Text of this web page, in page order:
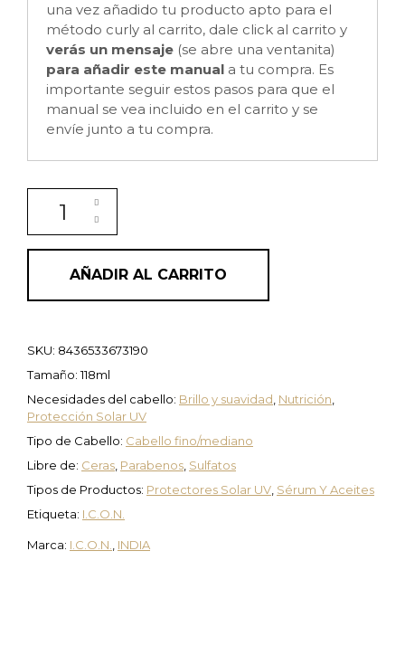
una vez añadido tu producto apto para el
método curly al carrito, dale click al carrito y
verás un mensaje (se abre una ventanita)
para añadir este manual a tu compra. Es
importante seguir estos pasos para que el
manual se vea incluido en el carrito y se
envíe junto a tu compra.
Aceite nutritivo seco Dry Oil India de ICON cantidad
AÑADIR AL CARRITO
SKU: 8436533673190
Tamaño: 118ml
Necesidades del cabello: Brillo y suavidad Nutrición
Protección Solar UV
Tipo de Cabello: Cabello fino/mediano
Libre de: Ceras Parabenos Sulfatos
Tipos de Productos: Protectores Solar UV Sérum Y Aceites
Etiqueta: I.C.O.N.
Marca: I.C.O.N. INDIA